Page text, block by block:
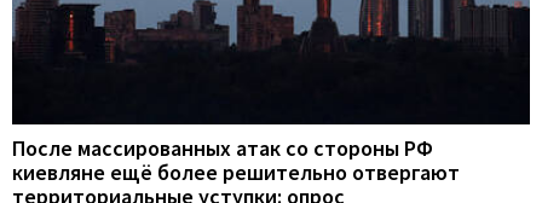
После массированных атак со стороны РФ
киевляне ещё более решительно отвергают
территориальные уступки: опрос